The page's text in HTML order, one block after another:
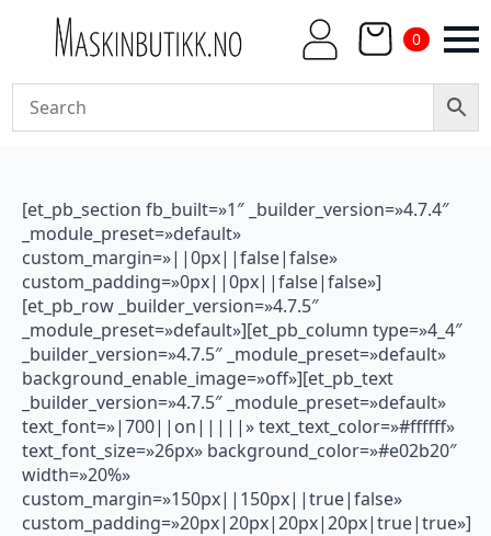
0
[et_pb_section fb_built=»1″ _builder_version=»4.7.4″
_module_preset=»default»
custom_margin=»||0px||false|false»
custom_padding=»0px||0px||false|false»]
[et_pb_row _builder_version=»4.7.5″
_module_preset=»default»][et_pb_column type=»4_4″
_builder_version=»4.7.5″ _module_preset=»default»
background_enable_image=»off»][et_pb_text
_builder_version=»4.7.5″ _module_preset=»default»
text_font=»|700||on|||||» text_text_color=»#ffffff»
text_font_size=»26px» background_color=»#e02b20″
width=»20%»
custom_margin=»150px||150px||true|false»
custom_padding=»20px|20px|20px|20px|true|true»]